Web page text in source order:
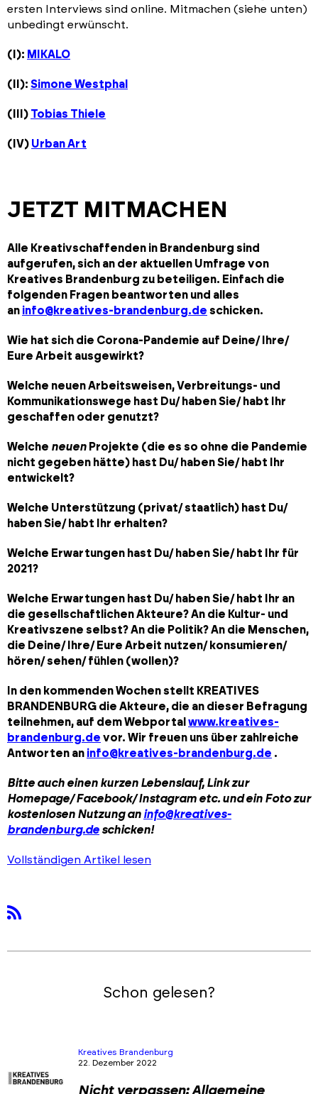
ersten Interviews sind online. Mitmachen (siehe unten)
unbedingt erwünscht.
(I): MIKALO
(II): Simone Westphal
(III) Tobias Thiele
(IV) Urban Art
JETZT MITMACHEN
Alle Kreativschaffenden in Brandenburg sind
aufgerufen, sich an der aktuellen Umfrage von
Kreatives Brandenburg zu beteiligen. Einfach die
folgenden Fragen beantworten und alles
an info@kreatives-brandenburg.de schicken.
Wie hat sich die Corona-Pandemie auf Deine/ Ihre/
Eure Arbeit ausgewirkt?
Welche neuen Arbeitsweisen, Verbreitungs- und
Kommunikationswege hast Du/ haben Sie/ habt Ihr
geschaffen oder genutzt?
Welche neuen Projekte (die es so ohne die Pandemie
nicht gegeben hätte) hast Du/ haben Sie/ habt Ihr
entwickelt?
Welche Unterstützung (privat/ staatlich) hast Du/
haben Sie/ habt Ihr erhalten?
Welche Erwartungen hast Du/ haben Sie/ habt Ihr für
2021?
Welche Erwartungen hast Du/ haben Sie/ habt Ihr an
die gesellschaftlichen Akteure? An die Kultur- und
Kreativszene selbst? An die Politik? An die Menschen,
die Deine/ Ihre/ Eure Arbeit nutzen/ konsumieren/
hören/ sehen/ fühlen (wollen)?
In den kommenden Wochen stellt KREATIVES
BRANDENBURG die Akteure, die an dieser Befragung
teilnehmen, auf dem Webportal www.kreatives-
brandenburg.de vor. Wir freuen uns über zahlreiche
Antworten an info@kreatives-brandenburg.de .
Bitte auch einen kurzen Lebenslauf, Link zur
Homepage/ Facebook/ Instagram etc. und ein Fotozur
kostenlosen Nutzung an info@kreatives-
brandenburg.de schicken!
Vollständigen Artikel lesen
Schon gelesen?
Kreatives Brandenburg
22. Dezember 2022
Nicht verpassen: Allgemeine